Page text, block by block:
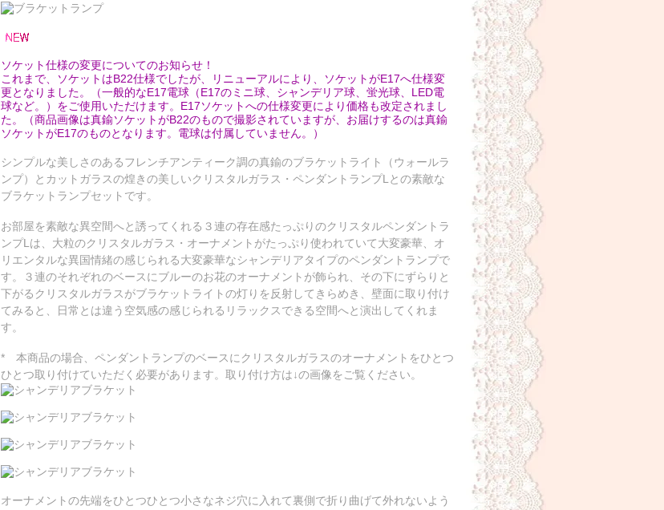
ソケット仕様の変更についてのお知らせ！
これまで、ソケットはB22仕様でしたが、リニューアルにより、ソケットがE17へ仕様変
更となりました。（一般的なE17電球（E17のミニ球、シャンデリア球、蛍光球、LED電
球など。）をご使用いただけます。E17ソケットへの仕様変更により価格も改定されまし
た。（商品画像は真鍮ソケットがB22のもので撮影されていますが、お届けするのは真鍮
ソケットがE17のものとなります。電球は付属していません。）
シンプルな美しさのあるフレンチアンティーク調の真鍮のブラケットライト（ウォールラ
ンプ）とカットガラスの煌きの美しいクリスタルガラス・ペンダントランプLとの素敵な
ブラケットランプセットです。
お部屋を素敵な異空間へと誘ってくれる３連の存在感たっぷりのクリスタルペンダントラ
ンプLは、大粒のクリスタルガラス・オーナメントがたっぷり使われていて大変豪華、オ
リエンタルな異国情緒の感じられる大変豪華なシャンデリアタイプのペンダントランプで
す。３連のそれぞれのベースにブルーのお花のオーナメントが飾られ、その下にずらりと
下がるクリスタルガラスがブラケットライトの灯りを反射してきらめき、壁面に取り付け
てみると、日常とは違う空気感の感じられるリラックスできる空間へと演出してくれま
す。
* 本商品の場合、ペンダントランプのベースにクリスタルガラスのオーナメントをひとつ
ひとつ取り付けていただく必要があります。取り付け方は↓の画像をご覧ください。
オーナメントの先端をひとつひとつ小さなネジ穴に入れて裏側で折り曲げて外れないよう